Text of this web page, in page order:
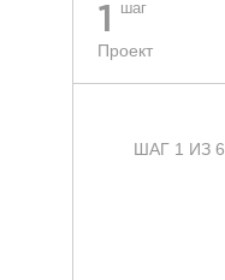
1 шаг
Проект
ШАГ 1 ИЗ 6